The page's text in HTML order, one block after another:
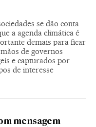
se dão conta
a agenda climática é
demais para ficar
de governos
e capturados por
de interesse
mensagem